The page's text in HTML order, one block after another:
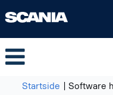
Startside Software